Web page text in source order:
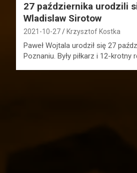
27 października urodzili
Wladislaw Sirotow
2021-10-27 Krzysztof Kostka
Paweł Wojtala urodził się 27
Poznaniu. Były piłkarz i 12-krotny